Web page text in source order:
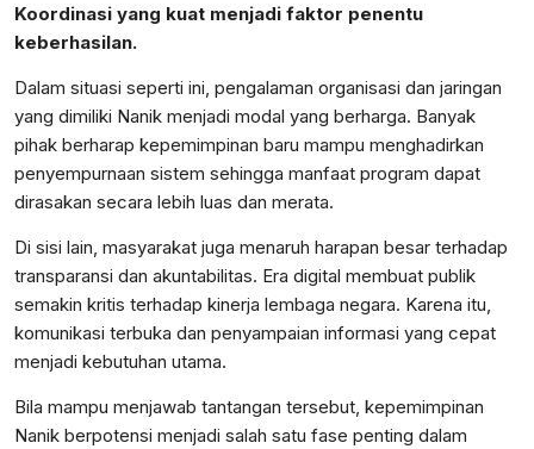
Koordinasi yang kuat menjadi faktor penentu
keberhasilan.
Dalam situasi seperti ini, pengalaman organisasi dan jaringan
yang dimiliki Nanik menjadi modal yang berharga. Banyak
pihak berharap kepemimpinan baru mampu menghadirkan
penyempurnaan sistem sehingga manfaat program dapat
dirasakan secara lebih luas dan merata.
Di sisi lain, masyarakat juga menaruh harapan besar terhadap
transparansi dan akuntabilitas. Era digital membuat publik
semakin kritis terhadap kinerja lembaga negara. Karena itu,
komunikasi terbuka dan penyampaian informasi yang cepat
menjadi kebutuhan utama.
Bila mampu menjawab tantangan tersebut, kepemimpinan
Nanik berpotensi menjadi salah satu fase penting dalam